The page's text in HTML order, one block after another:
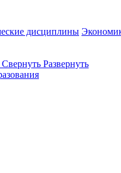
дисциплины
Свернуть Развернуть